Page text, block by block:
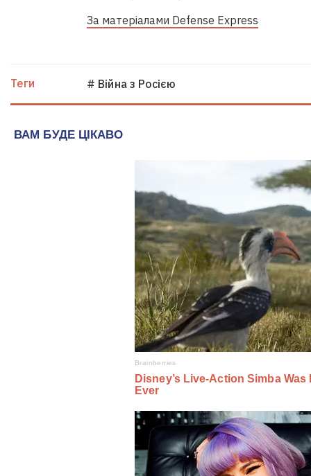
За матеріалами Defense Express
Теги # Війна з Росією